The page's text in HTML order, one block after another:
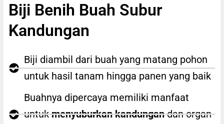
Biji Benih Buah Subur
Kandungan
Biji diambil dari buah yang matang pohon
untuk hasil tanam hingga panen yang baik
Buahnya dipercaya memiliki manfaat
untukmenyuburkan kandungandan organ